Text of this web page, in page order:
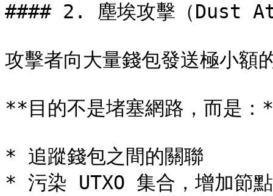
#### 2. 塵埃攻擊（Dust
攻擊者向大量錢包發送極小額
**目的不是堵塞網路，而是
* 追蹤錢包之間的關聯
* 污染 UTXO 集合，增加節